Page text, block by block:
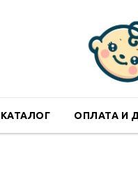
КАТАЛОГ ОПЛАТА И